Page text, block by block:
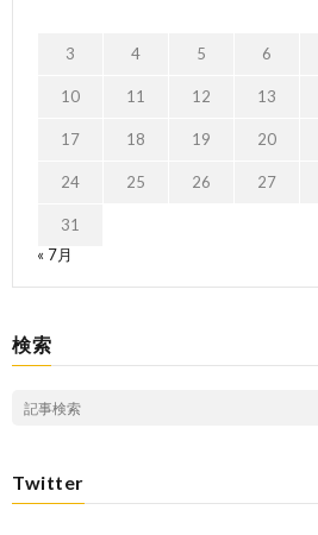
3 4 5 6
10 11 12 13
17 18 19 20
24 25 26 27
31
« 7月
検索
Twitter